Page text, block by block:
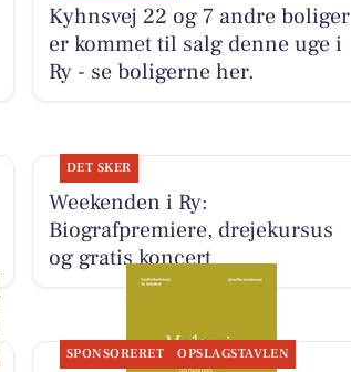
Kyhnsvej 22 og 7 andre boliger
er kommet til salg denne uge i
Ry - se boligerne her.
DET SKER
Weekenden i Ry:
Biografpremiere, drejekursus
og gratis koncert
SPONSORERET OPSLAGSTAVLEN